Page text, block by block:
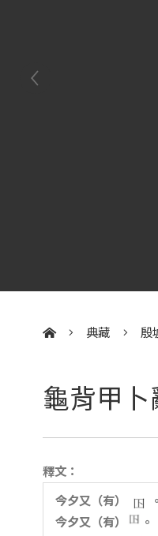
典藏 殷
龜背甲
釋文：
今夕又（有）
。
今夕又（有）
。